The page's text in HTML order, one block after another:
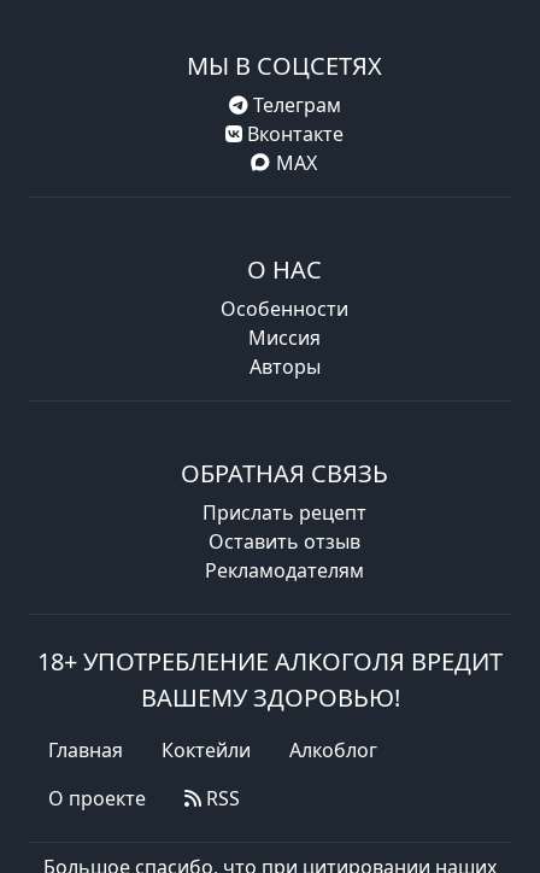
МЫ В СОЦСЕТЯХ
Телеграм
Вконтакте
MAX
О НАС
Особенности
Миссия
Авторы
ОБРАТНАЯ СВЯЗЬ
Прислать рецепт
Оставить отзыв
Рекламодателям
18+ УПОТРЕБЛЕНИЕ АЛКОГОЛЯ ВРЕДИТ
ВАШЕМУ ЗДОРОВЬЮ!
Главная Коктейли
Алкоблог
О проекте
RSS
Большое спасибо, что при цитировании наших